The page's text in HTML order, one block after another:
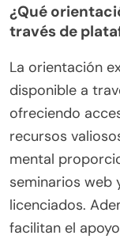
¿Qué
través de
La orientación
disponible a
ofreciendo
recursos
mental
seminarios web
licenciados.
facilitan el